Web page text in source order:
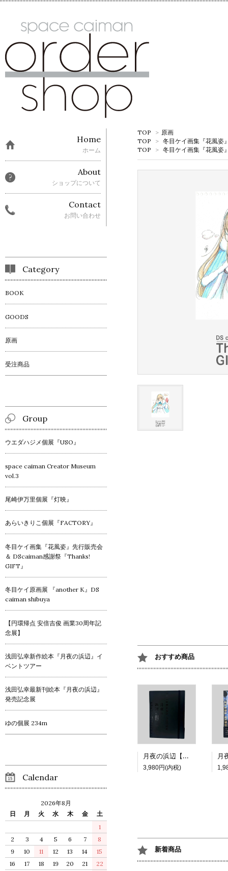
TOP > 原画
TOP
> 冬目ケイ画集『花風姿
TOP
> 冬目ケイ画集『花風姿
おすすめ商品
月夜の浜辺【特装版】
3,980円(内税)
新着商品
Home
ホーム
About
ショップについて
Contact
お問い合わせ
Category
BOOK
GOODS
原画
受注商品
Group
ウエダハジメ個展『USO』
space caiman Creator Museum
vol.3
尾崎伊万里個展『灯映』
あらいきりこ個展『FACTORY』
冬目ケイ画集『花風姿』先行販売会
＆ DScaiman感謝祭『Thanks!
GIFT』
冬目ケイ原画展 『another K』DS
caiman shibuya
【円環帰点 安倍吉俊 画業30周年記
念展】
浅田弘幸新作絵本『月夜の浜辺』イ
ベントツアー
浅田弘幸最新刊絵本『月夜の浜辺』
発売記念展
ゆの個展 234m
Calendar
2026年8月
日
月 火 水 木 金
土
1
2
3 4 5 6 7
8
9
10 11 12 13 14
15
16
17 18 19 20 21
22